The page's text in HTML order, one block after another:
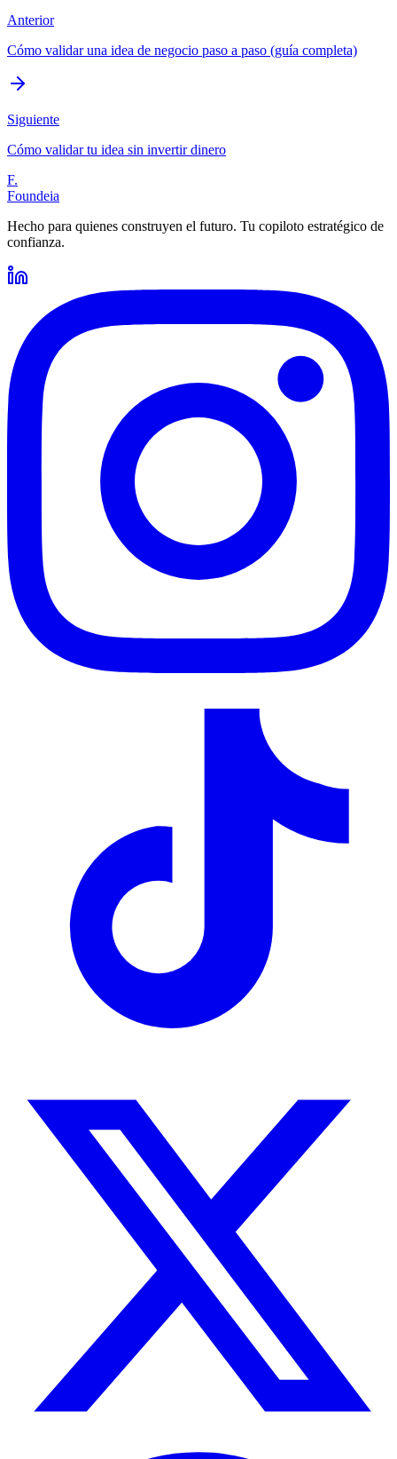
Anterior
Cómo validar una idea de negocio paso a paso (guía completa)
Siguiente
Cómo validar tu idea sin invertir dinero
F.
Foundeia
Hecho para quienes construyen el futuro. Tu copiloto estratégico de
confianza.